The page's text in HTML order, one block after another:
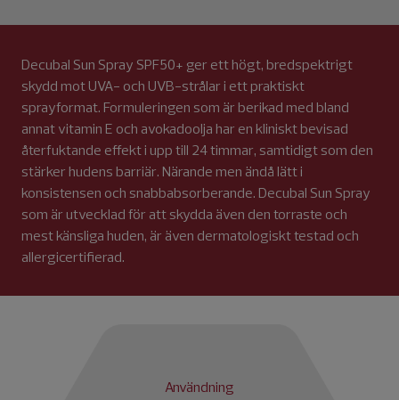
Decubal Sun Spray SPF50+ ger ett högt, bredspektrigt
skydd mot UVA- och UVB-strålar i ett praktiskt
sprayformat. Formuleringen som är berikad med bland
annat vitamin E och avokadoolja har en kliniskt bevisad
återfuktande effekt i upp till 24 timmar, samtidigt som den
stärker hudens barriär. Närande men ändå lätt i
konsistensen och snabbabsorberande. Decubal Sun Spray
som är utvecklad för att skydda även den torraste och
mest känsliga huden, är även dermatologiskt testad och
allergicertifierad.
Användning